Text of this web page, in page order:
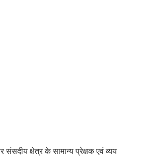
संसदीय क्षेत्र के सामान्य प्रेक्षक एवं व्यय